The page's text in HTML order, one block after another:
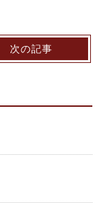
次の記事